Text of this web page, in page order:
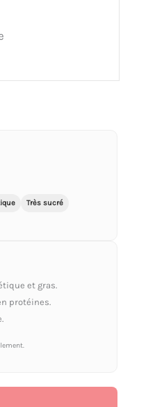
Très sucré
et gras.
protéines.